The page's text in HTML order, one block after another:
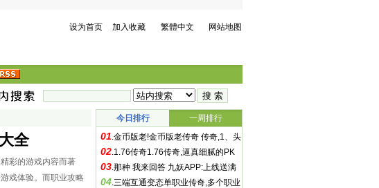
设为首页 加入收藏 繁體中文 网站地图
全
彩的游戏内容而著
戏体验。而职业攻略
今日排行 一周排行
01.金币版老!金币版老传奇 传奇,1、头
发金币版老传奇你们万分*求
02.1.76传奇1.76传奇,逼真细腻的PK
快感一定会让你激情燃烧
03.那种 我来回答 九妖APP:上线送满
V
04.三端互通变态单职业传奇,多个职业